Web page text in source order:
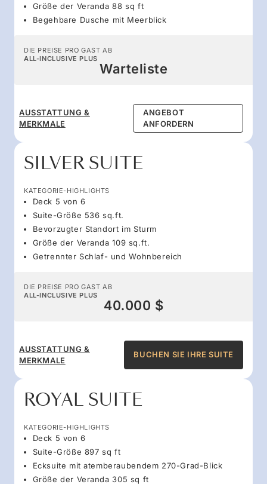
Größe der Veranda 88 sq ft
Begehbare Dusche mit Meerblick
DIE PREISE PRO GAST AB
ALL-INCLUSIVE PLUS
Warteliste
AUSSTATTUNG &
MERKMALE
ANGEBOT
ANFORDERN
SILVER SUITE
KATEGORIE-HIGHLIGHTS
Deck 5 von 6
Suite-Größe 536 sq.ft.
Bevorzugter Standort im Sturm
Größe der Veranda 109 sq.ft.
Getrennter Schlaf- und Wohnbereich
DIE PREISE PRO GAST AB
ALL-INCLUSIVE PLUS
40.000 $
AUSSTATTUNG &
MERKMALE
BUCHEN SIE IHRE SUITE
ROYAL SUITE
KATEGORIE-HIGHLIGHTS
Deck 5 von 6
Suite-Größe 897 sq ft
Ecksuite mit atemberaubendem 270-Grad-Blick
Größe der Veranda 305 sq ft